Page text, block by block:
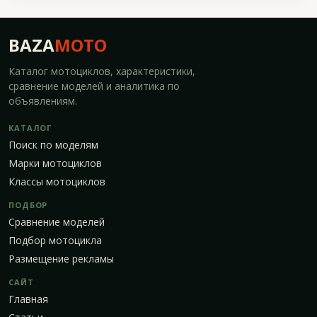
BAZAMOTO
Каталог мотоциклов, характеристики,
сравнение моделей и аналитика по
объявлениям.
КАТАЛОГ
Поиск по моделям
Марки мотоциклов
Классы мотоциклов
ПОДБОР
Сравнение моделей
Подбор мотоцикла
Размещение рекламы
САЙТ
Главная